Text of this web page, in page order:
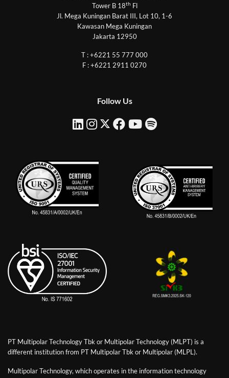
Tower B 18th Fl
Jl. Mega Kuningan Barat III, Lot 10, 1-6
Kawasan Mega Kuningan
Jakarta 12950
T : +6221 55 777 000
F : +6221 2911 0270
Follow Us
PT Multipolar Technology Tbk or Multipolar Technology (MLPT) is a
different institution from PT Multipolar Tbk or Multipolar (MLPL).
Multipolar Technology, which operates in the information technology